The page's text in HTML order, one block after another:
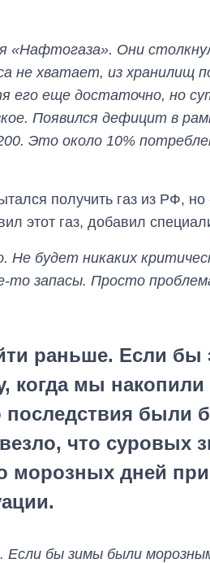
Они
не хватает, из хранилищ
его еще достаточно, но
Появился дефицит в
Это около 10%
получить газ из РФ, но
этот газ, добавил
Не будет никаких
запасы. Просто
раньше. Если бы
когда мы накопили
последствия были
что суровых
морозных дней
Если бы зимы были